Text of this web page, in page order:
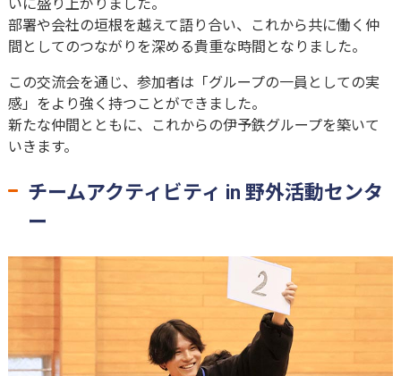
いに盛り上がりました。
部署や会社の垣根を越えて語り合い、これから共に働く仲
間としてのつながりを深める貴重な時間となりました。
この交流会を通じ、参加者は「グループの一員としての実
感」をより強く持つことができました。
新たな仲間とともに、これからの伊予鉄グループを築いて
いきます。
チームアクティビティ in 野外活動センタ
ー